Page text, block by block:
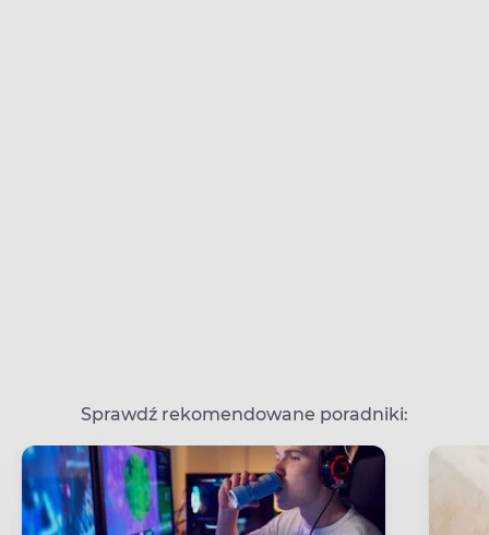
Sprawdź rekomendowane poradniki: